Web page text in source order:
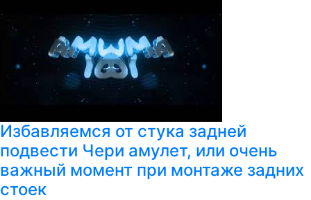
Избавляемся от стука задней
подвести Чери амулет, или очень
важный момент при монтаже задних
стоек